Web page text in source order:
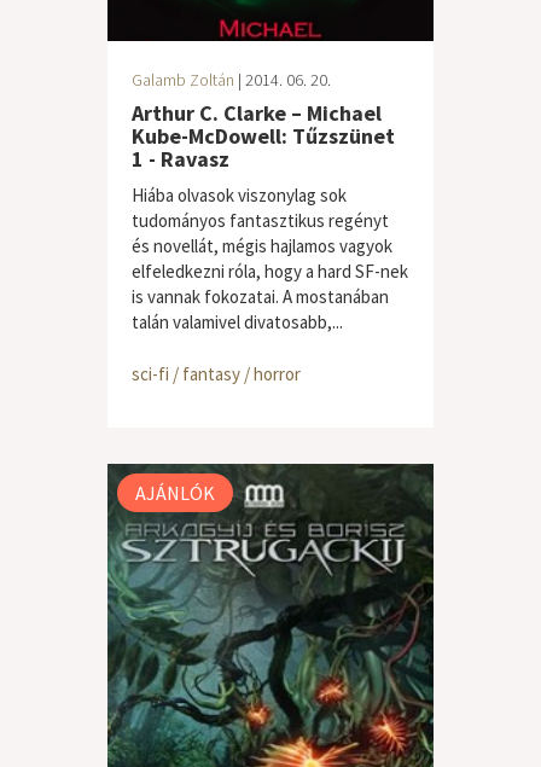
Galamb Zoltán | 2014. 06. 20.
Arthur C. Clarke – Michael
Kube-McDowell: Tűzszünet
1 - Ravasz
Hiába olvasok viszonylag sok
tudományos fantasztikus regényt
és novellát, mégis hajlamos vagyok
elfeledkezni róla, hogy a hard SF-nek
is vannak fokozatai. A mostanában
talán valamivel divatosabb,...
sci-fi / fantasy / horror
AJÁNLÓK